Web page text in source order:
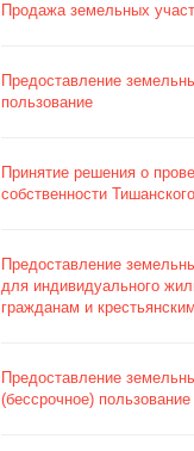
Продажа земельных
Предоставление
пользование
Принятие решения о
собственности
Предоставление
для индивидуального
гражданам и
Предоставление
(бессрочное) пользование